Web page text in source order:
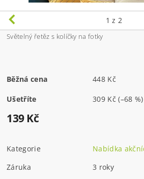
1 z 2
Světelný řetěz s kolíčky na fotky
Běžná cena 448 Kč
Ušetříte 309 Kč(–68 %)
139 Kč
Kategorie
Nabídka
Záruka
3 roky